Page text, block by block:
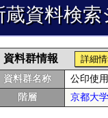
蔵資料検
資料群情報
詳細
資料群名称
公印使
階層
京都大